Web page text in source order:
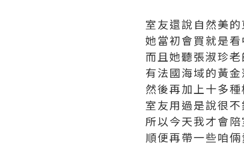
室友還說自然美
她當初會買就是
而且她聽張淑珍
有法國海域的黃
然後再加上十多
室友用過是說很
所以今天我才會陪
順便再帶一些咱